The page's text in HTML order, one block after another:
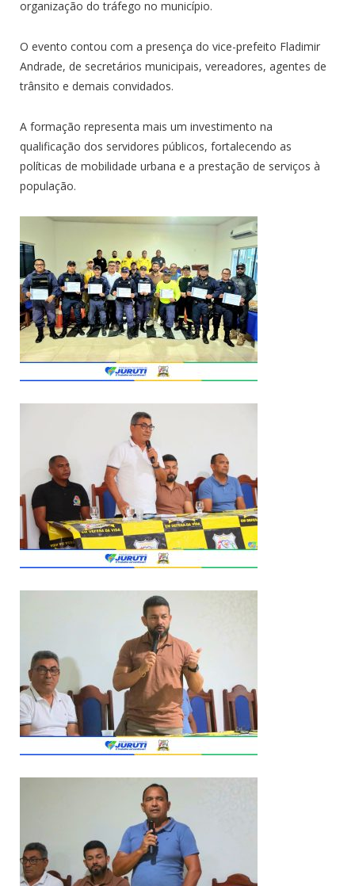
organização do tráfego no município.
O evento contou com a presença do vice-prefeito Fladimir
Andrade, de secretários municipais, vereadores, agentes de
trânsito e demais convidados.
A formação representa mais um investimento na
qualificação dos servidores públicos, fortalecendo as
políticas de mobilidade urbana e a prestação de serviços à
população.